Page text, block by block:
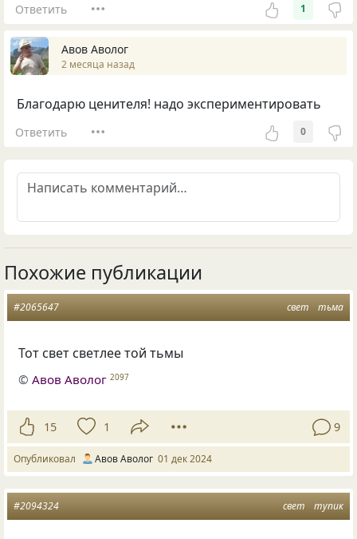
Ответить 1
Авов Аволог
2 месяца назад
Благодарю ценителя! надо экспериментировать
Ответить 0
Похожие публикации
свет тьма
#2065647
Тот свет светлее той тьмы
©Авов Аволог 2097
15 1 9
Опубликовал Авов Аволог 01 дек 2024
свет тупик
#2094324